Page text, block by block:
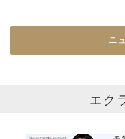
ニ
エク